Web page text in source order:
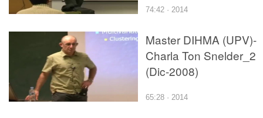
74:42 · 2014
Master DIHMA (UPV)-
Charla Ton Snelder_2
(Dic-2008)
65:28 · 2014